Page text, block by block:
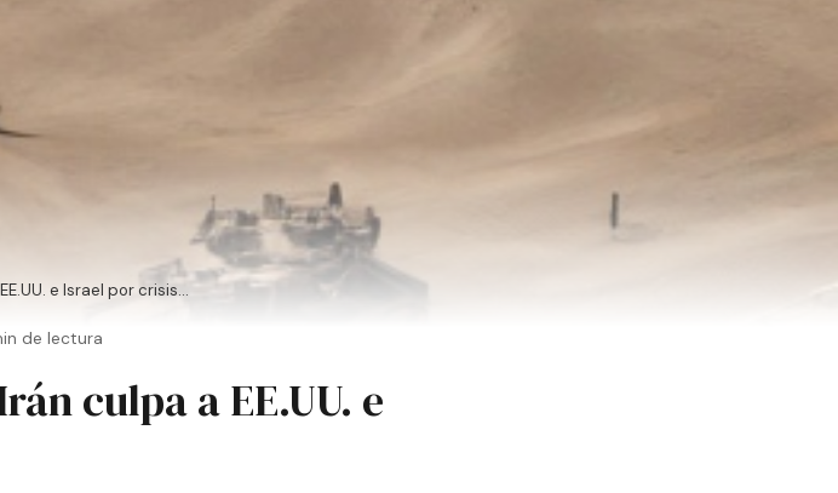
e Israel por crisis...
de lectura
culpa a EE.UU. e